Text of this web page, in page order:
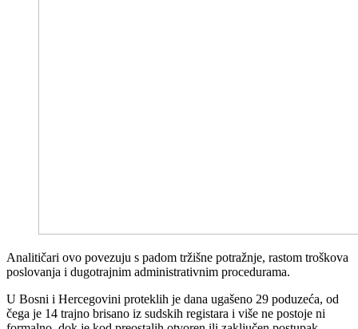
Analitičari ovo povezuju s padom tržišne potražnje, rastom troškova
poslovanja i dugotrajnim administrativnim procedurama.
U Bosni i Hercegovini proteklih je dana ugašeno 29 poduzeća, od
čega je 14 trajno brisano iz sudskih registara i više ne postoje ni